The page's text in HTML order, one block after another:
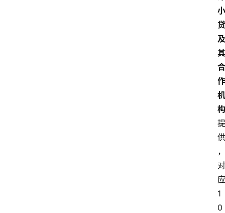
小
贷
及
其
合
作
机
构
提
供
，
对
应
1
0